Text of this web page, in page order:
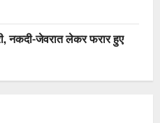
नकदी-जेवरात लेकर फरार हुए